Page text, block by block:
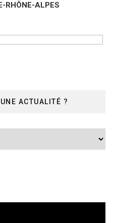
RHÔNE-ALPES
ACTUALITÉ ?